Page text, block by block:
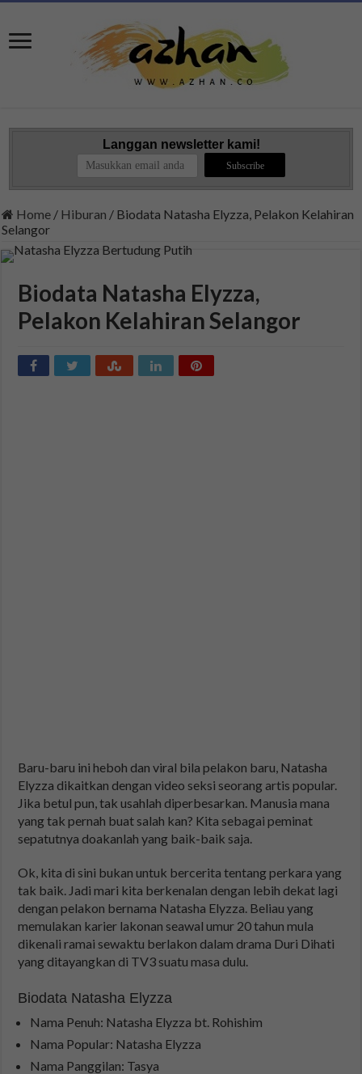
Langgan newsletter kami!
Home / Hiburan / Biodata Natasha Elyzza, Pelakon Kelahiran
Selangor
Biodata Natasha Elyzza,
Pelakon Kelahiran Selangor
Baru-baru ini heboh dan viral bila pelakon baru, Natasha
Elyzza dikaitkan dengan video seksi seorang artis popular.
Jika betul pun, tak usahlah diperbesarkan. Manusia mana
yang tak pernah buat salah kan? Kita sebagai peminat
sepatutnya doakanlah yang baik-baik saja.
Ok, kita di sini bukan untuk bercerita tentang perkara yang
tak baik. Jadi mari kita berkenalan dengan lebih dekat lagi
dengan pelakon bernama Natasha Elyzza. Beliau yang
memulakan karier lakonan seawal umur 20 tahun mula
dikenali ramai sewaktu berlakon dalam drama Duri Dihati
yang ditayangkan di TV3 suatu masa dulu.
Biodata Natasha Elyzza
Nama Penuh: Natasha Elyzza bt. Rohishim
Nama Popular: Natasha Elyzza
Nama Panggilan: Tasya